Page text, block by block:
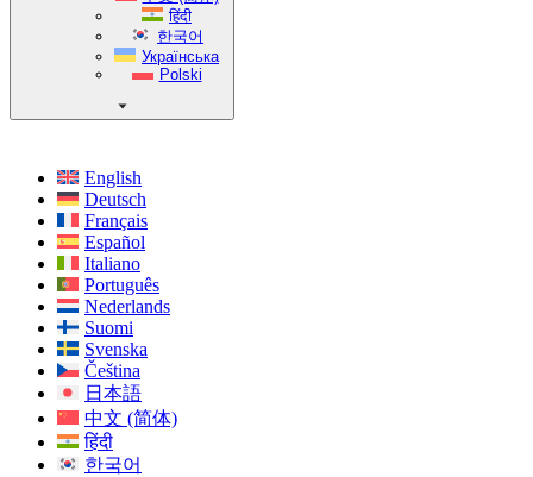
हिंदी
한국어
Українська
Polski
English
Deutsch
Français
Español
Italiano
Português
Nederlands
Suomi
Svenska
Čeština
日本語
中文 (简体)
हिंदी
한국어